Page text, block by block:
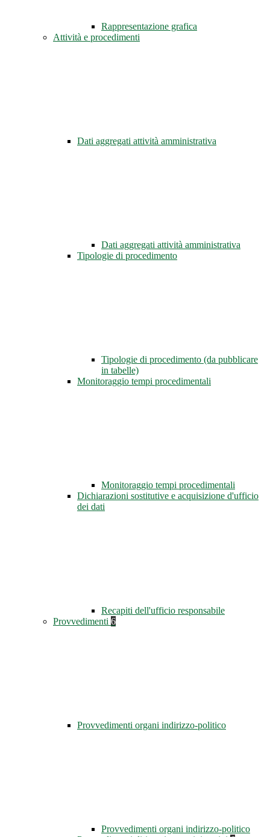
Rappresentazione grafica
Attività e procedimenti
Dati aggregati attività amministrativa
Dati aggregati attività amministrativa
Tipologie di procedimento
Tipologie di procedimento (da pubblicare
in tabelle)
Monitoraggio tempi procedimentali
Monitoraggio tempi procedimentali
Dichiarazioni sostitutive e acquisizione d'ufficio
dei dati
Recapiti dell'ufficio responsabile
Provvedimenti 6
Provvedimenti organi indirizzo-politico
Provvedimenti organi indirizzo-politico